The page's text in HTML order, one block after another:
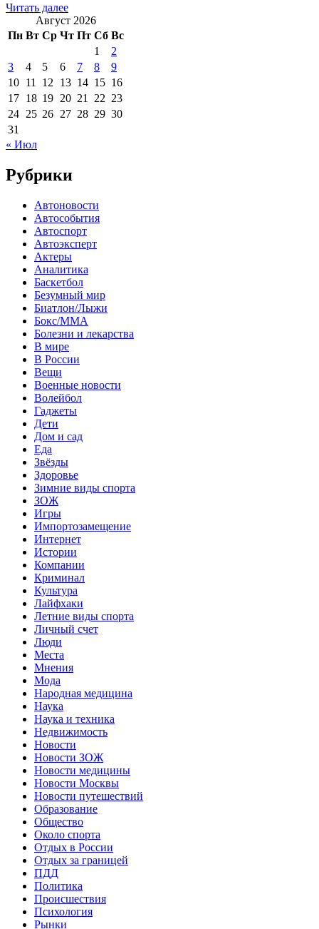
Читать далее
Август 2026
Пн Вт Ср Чт Пт Сб Вс
1
2
3
4 5 6 7 8
9
10 11 12 13 14 15 16
17 18 19 20 21 22 23
24 25 26 27 28 29 30
31
« Июл
Рубрики
Автоновости
Автособытия
Автоспорт
Автоэксперт
Актеры
Аналитика
Баскетбол
Безумный мир
Биатлон/Лыжи
Бокс/MMA
Болезни и лекарства
В мире
В России
Вещи
Военные новости
Волейбол
Гаджеты
Дети
Дом и сад
Еда
Звёзды
Здоровье
Зимние виды спорта
ЗОЖ
Игры
Импортозамещение
Интернет
Истории
Компании
Криминал
Культура
Лайфхаки
Летние виды спорта
Личный счет
Люди
Места
Мнения
Мода
Народная медицина
Наука
Наука и техника
Недвижимость
Новости
Новости ЗОЖ
Новости медицины
Новости Москвы
Новости путешествий
Образование
Общество
Около спорта
Отдых в России
Отдых за границей
ПДД
Политика
Происшествия
Психология
Рынки